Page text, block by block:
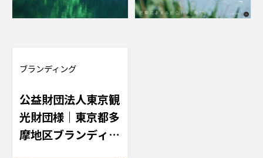
ブランディング
公益財団法人東京観
光財団様｜東京都多
摩地区ブランディン